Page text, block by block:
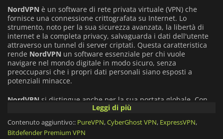
34.81€
NordVPN è un software di rete privata virtuale (VPN) che
fornisce una connessione crittografata su Internet. Lo
strumento, noto per la sua sicurezza avanzata, la libertà di
internet e la completa privacy, salvaguarda i dati dell'utente
attraverso un tunnel di server criptati. Questa caratteristica
rende NordVPN un software essenziale per chi vuole
navigare nel mondo digitale in modo sicuro, senza
preoccuparsi che i propri dati personali siano esposti a
potenziali minacce.
NordVPN si distingue anche per la sua portata globale. Con
oltre 5000 server in più di 60 Paesi, offre ai suoi utenti una
vasta gamma di luoghi virtuali. Questa capacità consente agli
utenti di aggirare le restrizioni sui contenuti basate sulla
geolocalizzazione, offrendo loro un accesso illimitato a siti
Leggi di più
Contenuto aggiuntivo:: PureVPN,CyberGhost VPN, ExpressVPN,
Bitdefender Premium VPN